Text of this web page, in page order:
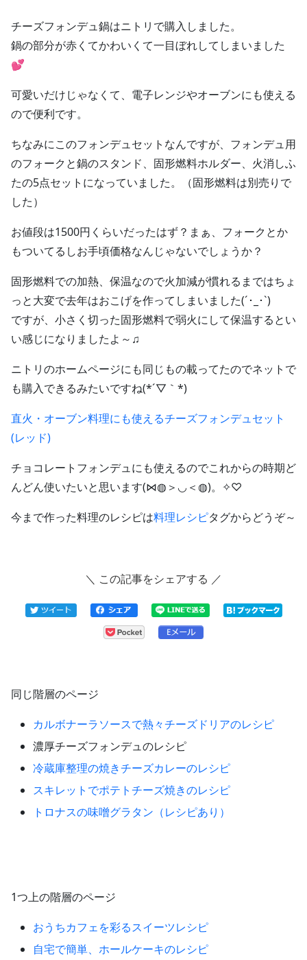
チーズフォンデュ鍋はニトリで購入しました。
鍋の部分が赤くてかわいくて一目ぼれしてしまいました
💕
可愛いだけじゃなくて、電子レンジやオーブンにも使える
ので便利です。
ちなみにこのフォンデュセットなんですが、フォンデュ用
のフォークと鍋のスタンド、固形燃料ホルダー、火消しふ
たの5点セットになっていました。（固形燃料は別売りで
した）
お値段は1500円くらいだったはず？まぁ、フォークとか
もついてるしお手頃価格なんじゃないでしょうか？
固形燃料での加熱、保温なので火加減が慣れるまではちょ
っと大変で去年はおこげを作ってしまいました(´･_･`)
ですが、小さく切った固形燃料で弱火にして保温するとい
い感じになりましたよ～♫
ニトリのホームページにも同じもの載ってたのでネットで
も購入できるみたいですね(*´▽｀*)
直火・オーブン料理にも使えるチーズフォンデュセット
(レッド)
チョコレートフォンデュにも使えるのでこれからの時期ど
んどん使いたいと思います(⋈◍＞◡＜◍)。✧♡
今まで作った料理のレシピは料理レシピタグからどうぞ～
＼ この記事をシェアする ／
同じ階層のページ
カルボナーラソースで熱々チーズドリアのレシピ
濃厚チーズフォンデュのレシピ
冷蔵庫整理の焼きチーズカレーのレシピ
スキレットでポテトチーズ焼きのレシピ
トロナスの味噌グラタン（レシピあり）
1つ上の階層のページ
おうちカフェを彩るスイーツレシピ
自宅で簡単、ホールケーキのレシピ